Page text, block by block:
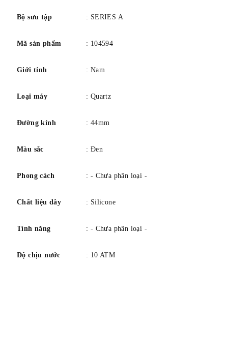
Bộ sưu tập : SERIES A
Mã sản phẩm : 104594
Giới tính : Nam
Loại máy : Quartz
Đường kính : 44mm
Màu sắc : Đen
Phong cách : - Chưa phân loại -
Chất liệu dây : Silicone
Tính năng : - Chưa phân loại -
Độ chịu nước : 10 ATM